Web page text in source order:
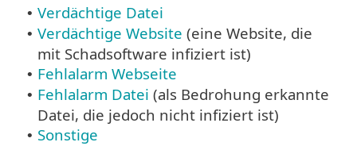
• Verdächtige Datei
• Verdächtige Website (eine Website, die
mit Schadsoftware infiziert ist)
• Fehlalarm Webseite
• Fehlalarm Datei (als Bedrohung erkannte
Datei, die jedoch nicht infiziert ist)
• Sonstige